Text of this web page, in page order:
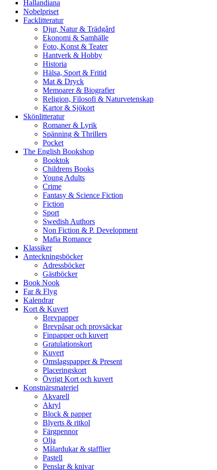
Hallandiana
Nobelpriset
Facklitteratur
Djur, Natur & Trädgård
Ekonomi & Samhälle
Foto, Konst & Teater
Hantverk & Hobby
Historia
Hälsa, Sport & Fritid
Mat & Dryck
Memoarer & Biografier
Religion, Filosofi & Naturvetenskap
Kartor & Sjökort
Skönlitteratur
Romaner & Lyrik
Spänning & Thrillers
Pocket
The English Bookshop
Booktok
Childrens Books
Young Adults
Crime
Fantasy & Science Fiction
Fiction
Sport
Swedish Authors
Non Fiction & P. Development
Mafia Romance
Klassiker
Anteckningsböcker
Adressböcker
Gästböcker
Book Nook
Far & Flyg
Kalendrar
Kort & Kuvert
Brevpapper
Brevpåsar och provsäckar
Finpapper och kuvert
Gratulationskort
Kuvert
Omslagspapper & Present
Placeringskort
Övrigt Kort och kuvert
Konstnärsmateriel
Akvarell
Akryl
Block & papper
Blyerts & ritkol
Färgpennor
Olja
Målardukar & stafflier
Pastell
Penslar & knivar